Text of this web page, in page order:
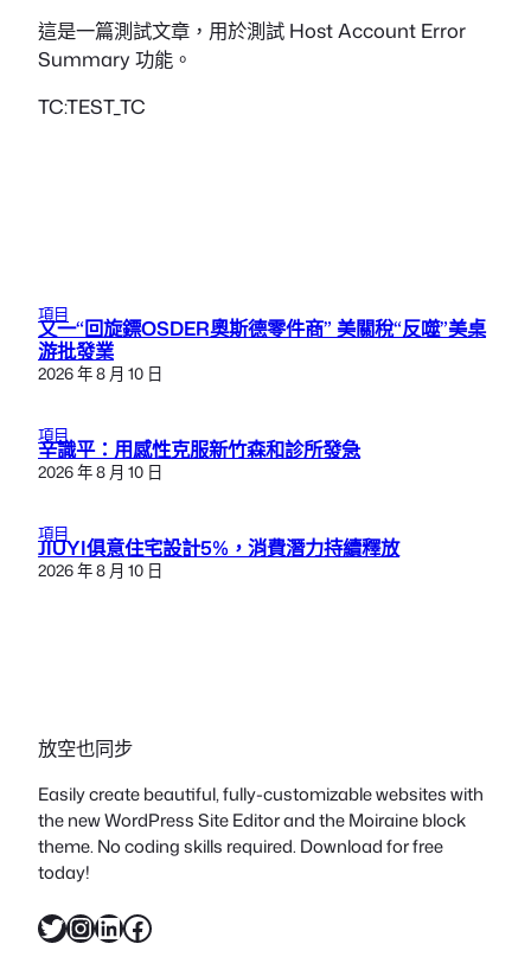
這是一篇測試文章，用於測試 Host Account Error
Summary 功能。
TC:TEST_TC
項目
又一“回旋鏢OSDER奧斯德零件商” 美關稅“反噬”美桌
游批發業
2026 年 8 月 10 日
項目
辛識平：用感性克服新竹森和診所發急
2026 年 8 月 10 日
項目
JIUYI俱意住宅設計5%，消費潛力持續釋放
2026 年 8 月 10 日
放空也同步
Easily create beautiful, fully-customizable websites with
the new WordPress Site Editor and the Moiraine block
theme. No coding skills required. Download for free
today!
X InstagramLinkedIn Facebook